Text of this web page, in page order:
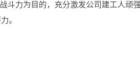
斗力为目的，充分激发公司建工人
。